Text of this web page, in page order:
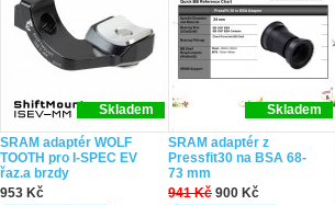
Skladem
SRAM adaptér WOLF
TOOTH pro I-SPEC EV
řaz.a brzdy
953 Kč
Skladem
SRAM adaptér z
Pressfit30 na BSA 68-
73 mm
941 Kč 900 Kč